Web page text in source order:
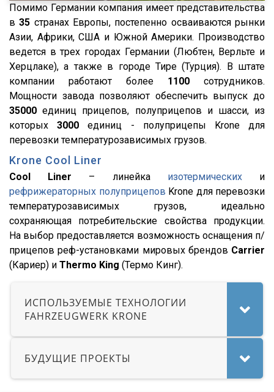
X6000
Stralis
Premium
Magnum
Lander
Cargo
HD 500
544018-1320-031
5440А5-370-031
XS International
LVFS3F
CFS
S01
SCF
SKO
SKO 24
SKO 24/L
SKI
Помимо Германии компания имеет представительства
в35 странах Европы, постепенно осваиваются рынки
Азии, Африки, США и Южной Америки. Производство
ведется в трех городах Германии (Любтен, Верльте и
Херцлаке), а также в городе Тире (Турция). В штате
компании работают более 1100 сотрудников.
Мощности завода позволяют обеспечить выпуск до
35000 единиц прицепов, полуприцепов и шасси, из
которых3000 единиц - полуприцепы Krone для
перевозки температурозависимых грузов.
Krone Cool Liner
Cool Liner – линейка изотермическихи
рефрижераторных полуприцепов Krone для перевозки
температурозависимых грузов, идеально
сохраняющая потребительские свойства продукции.
На выбор предоставляется возможность оснащения п/
прицепов реф-установками мировых брендов Carrier
(Кариер) и Thermo King (Термо Кинг).
ИСПОЛЬЗУЕМЫЕ ТЕХНОЛОГИИ
FAHRZEUGWERK KRONE
БУДУЩИЕ ПРОЕКТЫ